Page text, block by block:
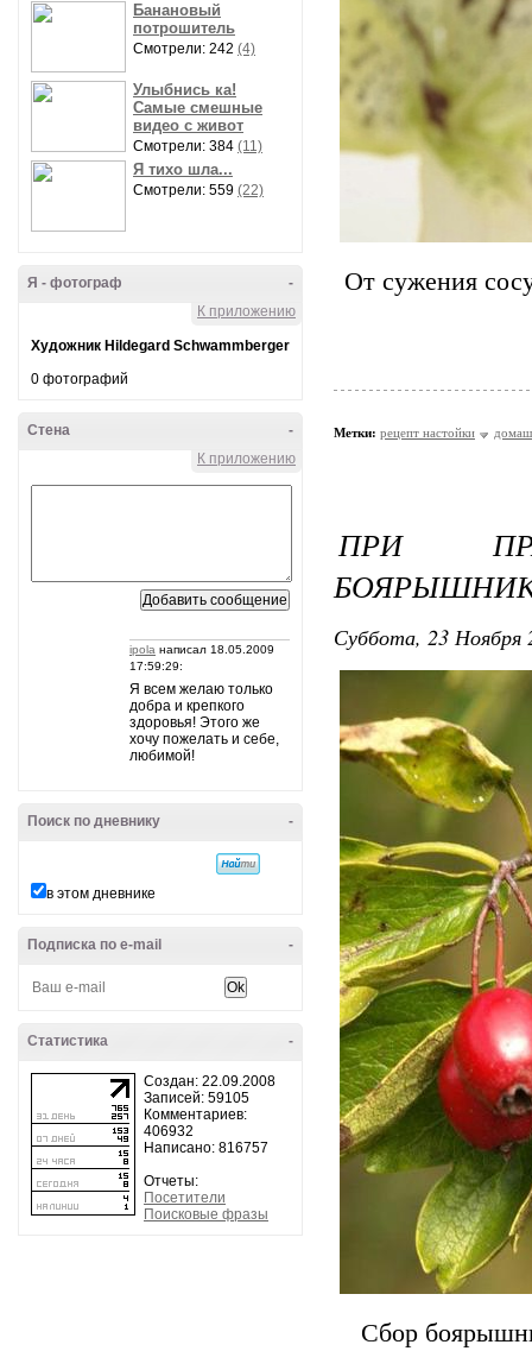
Банановый
потрошитель
Смотрели: 242 (4)
Улыбнись ка!
Самые смешные
видео с живот
Смотрели: 384 (11)
Я тихо шла...
Смотрели: 559 (22)
-
Я - фотограф
К приложению
Художник Hildegard Schwammberger
0 фотографий
-
Стена
К приложению
ipola написал 18.05.2009
17:59:29:
Я всем желаю только
добра и крепкого
здоровья! Этого же
хочу пожелать и себе,
любимой!
-
Поиск по дневнику
в этом дневнике
-
Подписка по e-mail
-
Статистика
Создан: 22.09.2008
Записей: 59105
Комментариев:
406932
Написано: 816757
Отчеты:
Посетители
Поисковые фразы
От сужения
Метки: рецепт настойки
ПРИ
БОЯРЫШНИК
Суббота, 23 Ноября
Сбор